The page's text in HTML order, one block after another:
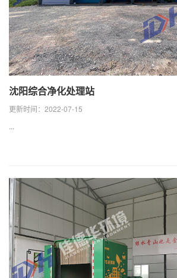
沈阳综合净化处理站
更新时间：2022-07-15
...